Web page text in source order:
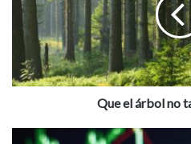
tape
bosque
Que el árbol no